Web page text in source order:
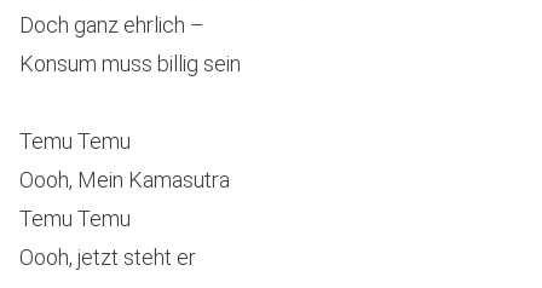
Doch ganz ehrlich –
Konsum muss billig sein
Temu Temu
Oooh, Mein Kamasutra
Temu Temu
Oooh, jetzt steht er